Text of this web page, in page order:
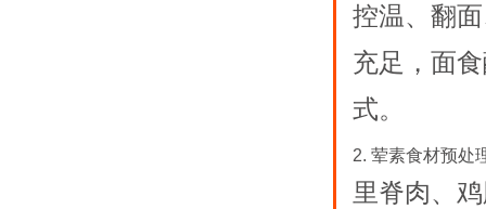
控温、翻
充足，面
式。
2. 荤素食材预处
里脊肉、